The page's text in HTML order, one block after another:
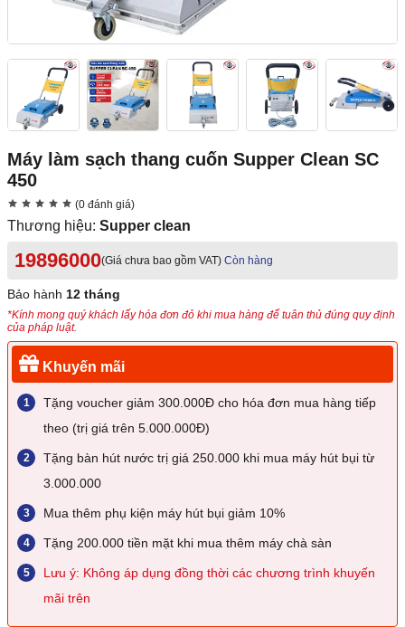
Máy làm sạch thang cuốn Supper Clean SC
450
(0 đánh giá)
Thương hiệu: Supper clean
19896000(Giá chưa bao gồm VAT) Còn hàng
Bảo hành 12 tháng
*Kính mong quý khách lấy hóa đơn đỏ khi mua hàng để tuân thủ đúng quy định
của pháp luật.
Khuyến mãi
Tặng voucher giảm 300.000Đ cho hóa đơn mua hàng tiếp
theo (trị giá trên 5.000.000Đ)
Tặng bàn hút nước trị giá 250.000 khi mua máy hút bụi từ
3.000.000
Mua thêm phụ kiện máy hút bụi giảm 10%
Tặng 200.000 tiền mặt khi mua thêm máy chà sàn
Lưu ý: Không áp dụng đồng thời các chương trình khuyến
mãi trên